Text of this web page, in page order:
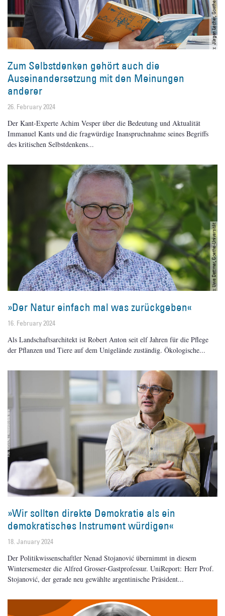
Zum Selbstdenken gehört auch die
Auseinandersetzung mit den Meinungen
anderer
26. February 2024
Der Kant-Experte Achim Vesper über die Bedeutung und Aktualität
Immanuel Kants und die fragwürdige Inanspruchnahme seines Begriffs
des kritischen Selbstdenkens
»Der Natur einfach mal was zurückgeben«
16. February 2024
Als Landschaftsarchitekt ist Robert Anton seit elf Jahren für die Pflege
der Pflanzen und Tiere auf dem Unigelände zuständig. Ökologische
»Wir sollten direkte Demokratie als ein
demokratisches Instrument würdigen«
18. January 2024
Der Politikwissenschaftler Nenad Stojanović übernimmt in diesem
Wintersemester die Alfred Grosser-Gastprofessur. UniReport: Herr Prof.
Stojanović, der gerade neu gewählte argentinische Präsident